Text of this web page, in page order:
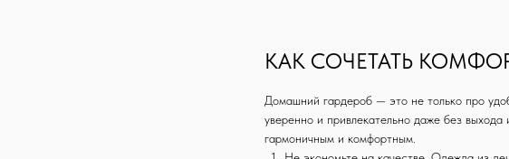
КАК СОЧЕТАТЬ
Домашний гардероб — это не только про
уверенно и привлекательно даже без
гармоничным и комфортным.